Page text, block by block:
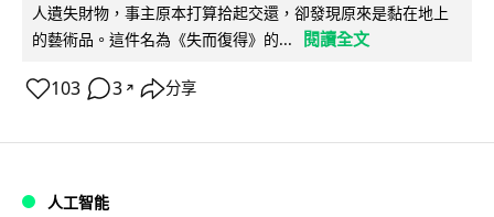
人遺失財物，事主原本打算拾起交還，卻發現原來是黏在地上
的藝術品。這件名為《失而復得》的...
閱讀全文
103 3 ↗ 分享
人工智能